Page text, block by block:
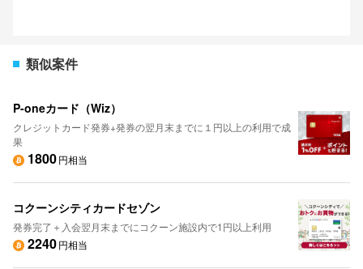
類似案件
P-oneカード（Wiz）
クレジットカード発券+発券の翌月末までに１円以上の利用で成
果
1800円相当
コクーンシティカードセゾン
発券完了＋入会翌月末までにコクーン施設内で1円以上利用
2240円相当